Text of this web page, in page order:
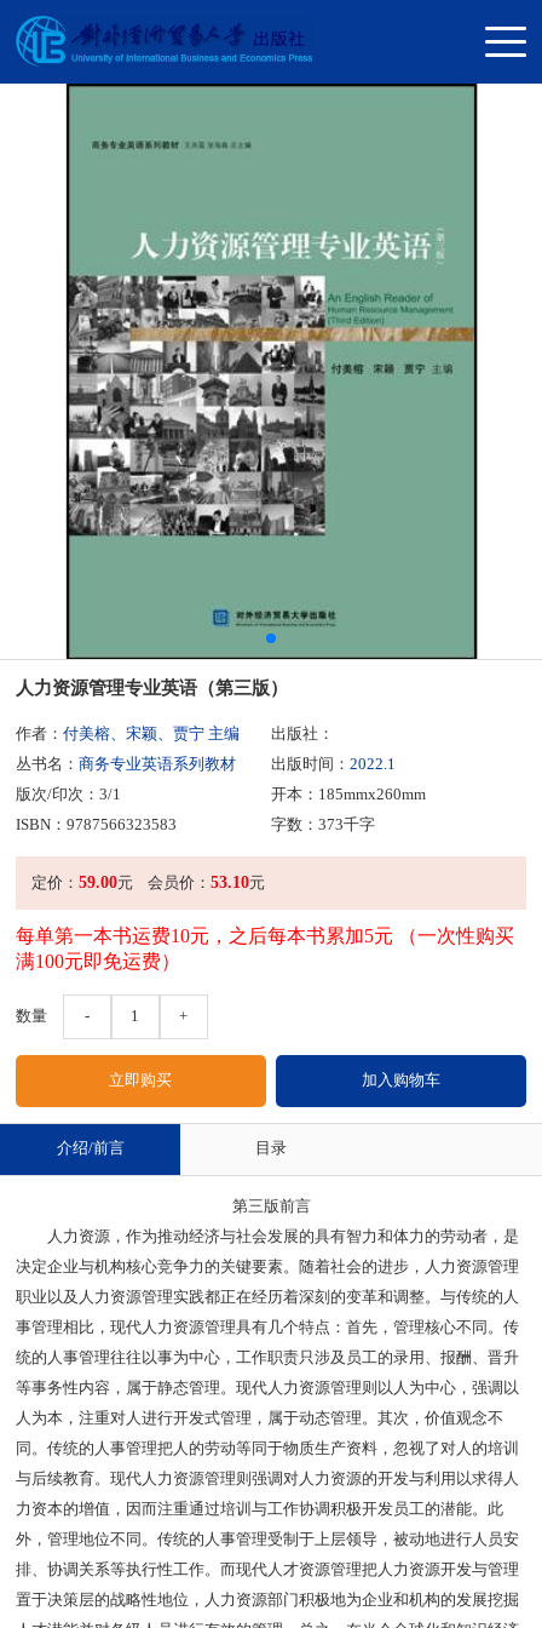
人力资源管理专业英语（第三版）
作者： 付美榕、宋颖、贾宁 主编
出版社：
丛书名： 商务专业英语系列教材 出版时间： 2022.1
版次/印次：3/1
开本：185mmx260mm
ISBN：9787566323583
字数：373千字
定价： 59.00元 会员价：53.10元
每单第一本书运费10元，之后每本书累加5元 （一次性购买
满100元即免运费）
数量 - 1 +
介绍/前言 目录
第三版前言
人力资源，作为推动经济与社会发展的具有智力和体力的劳动者，是
决定企业与机构核心竞争力的关键要素。随着社会的进步，人力资源管理
职业以及人力资源管理实践都正在经历着深刻的变革和调整。与传统的人
事管理相比，现代人力资源管理具有几个特点：首先，管理核心不同。传
统的人事管理往往以事为中心，工作职责只涉及员工的录用、报酬、晋升
等事务性内容，属于静态管理。现代人力资源管理则以人为中心，强调以
人为本，注重对人进行开发式管理，属于动态管理。其次，价值观念不
同。传统的人事管理把人的劳动等同于物质生产资料，忽视了对人的培训
与后续教育。现代人力资源管理则强调对人力资源的开发与利用以求得人
力资本的增值，因而注重通过培训与工作协调积极开发员工的潜能。此
外，管理地位不同。传统的人事管理受制于上层领导，被动地进行人员安
排、协调关系等执行性工作。而现代人才资源管理把人力资源开发与管理
置于决策层的战略性地位，人力资源部门积极地为企业和机构的发展挖掘